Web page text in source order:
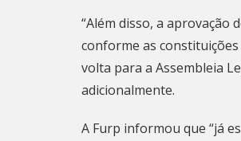
“Além disso, a aprovação
conforme as
volta para a Assembleia
adicionalmente.
A Furp informou que “já